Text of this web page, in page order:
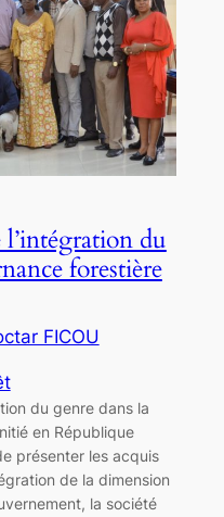
du
forestière
FICOU
du genre dans la
en République
présenter les acquis
de la dimension
la société